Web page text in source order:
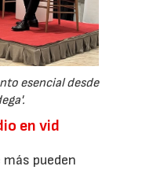
esencial desde
en vid
pueden